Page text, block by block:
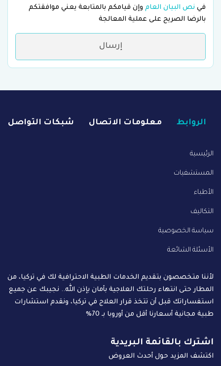
في نص البيان العام وإن قيامكم بالمتابعة يعني موافقتكم
بالرضا الصريح على عملية المعالجة
إرسال
الروابط معلومات الاتصال شبكات التواصل
الرئيسية
المستشفيات
الأطباء
التكاليف
سياسة الخصوصية
الأسئلة الشائعة
لأننا متخصصون بتقديم الخدمات الطبية الاحترافية لك في تركيا، من
المطار حتى انتهاء رحلتك العلاجية بأمان بإذن الله.. نجيبك عن جميع
استفساراتك قبل أن تتخذ قرار العلاج في تركيا، ونقدم استشارات
طبية مجانية أسعارنا أقل من أوروبا بـ 70%
اشترك بالقائمة البريدية
اكتشف المزيد حول أحدث العروض